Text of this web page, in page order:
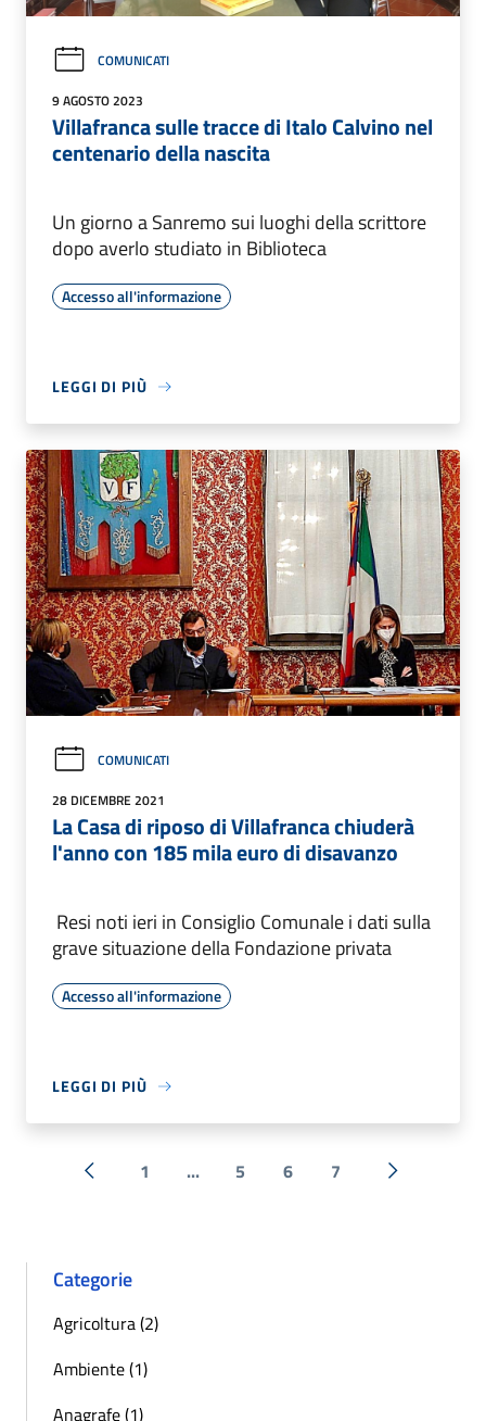
COMUNICATI
9 AGOSTO 2023
Villafranca sulle tracce di Italo Calvino nel
centenario della nascita
Un giorno a Sanremo sui luoghi della scrittore
dopo averlo studiato in Biblioteca
Accesso all'informazione
LEGGI DI PIÙ
COMUNICATI
28 DICEMBRE 2021
La Casa di riposo di Villafranca chiuderà
l'anno con 185 mila euro di disavanzo
Resi noti ieri in Consiglio Comunale i dati sulla
grave situazione della Fondazione privata
Accesso all'informazione
LEGGI DI PIÙ
« Precedente
1 ... 5 6 7 Successiva
Categorie
Agricoltura (2)
Ambiente (1)
Anagrafe (1)